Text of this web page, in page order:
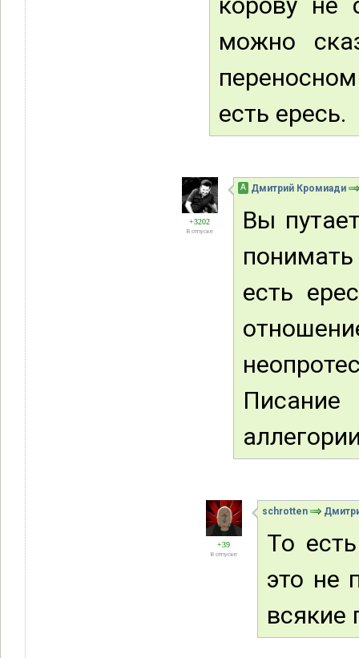
можно
есть ересь.
+3202
В отпуске
А Дмитрий Кромиади
Вы
есть
+39
В отпуске
schrotten
То
это не
всякие